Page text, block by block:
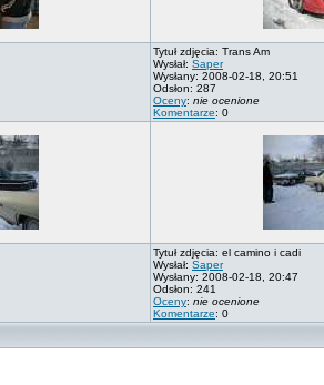
Tytuł zdjęcia: Trans Am
Wysłał: Saper
Wysłany: 2008-02-18, 20:51
Odsłon: 287
Oceny: nie ocenione
Komentarze: 0
Tytuł zdjęcia: el camino i cadi
Wysłał: Saper
Wysłany: 2008-02-18, 20:47
Odsłon: 241
Oceny: nie ocenione
Komentarze: 0